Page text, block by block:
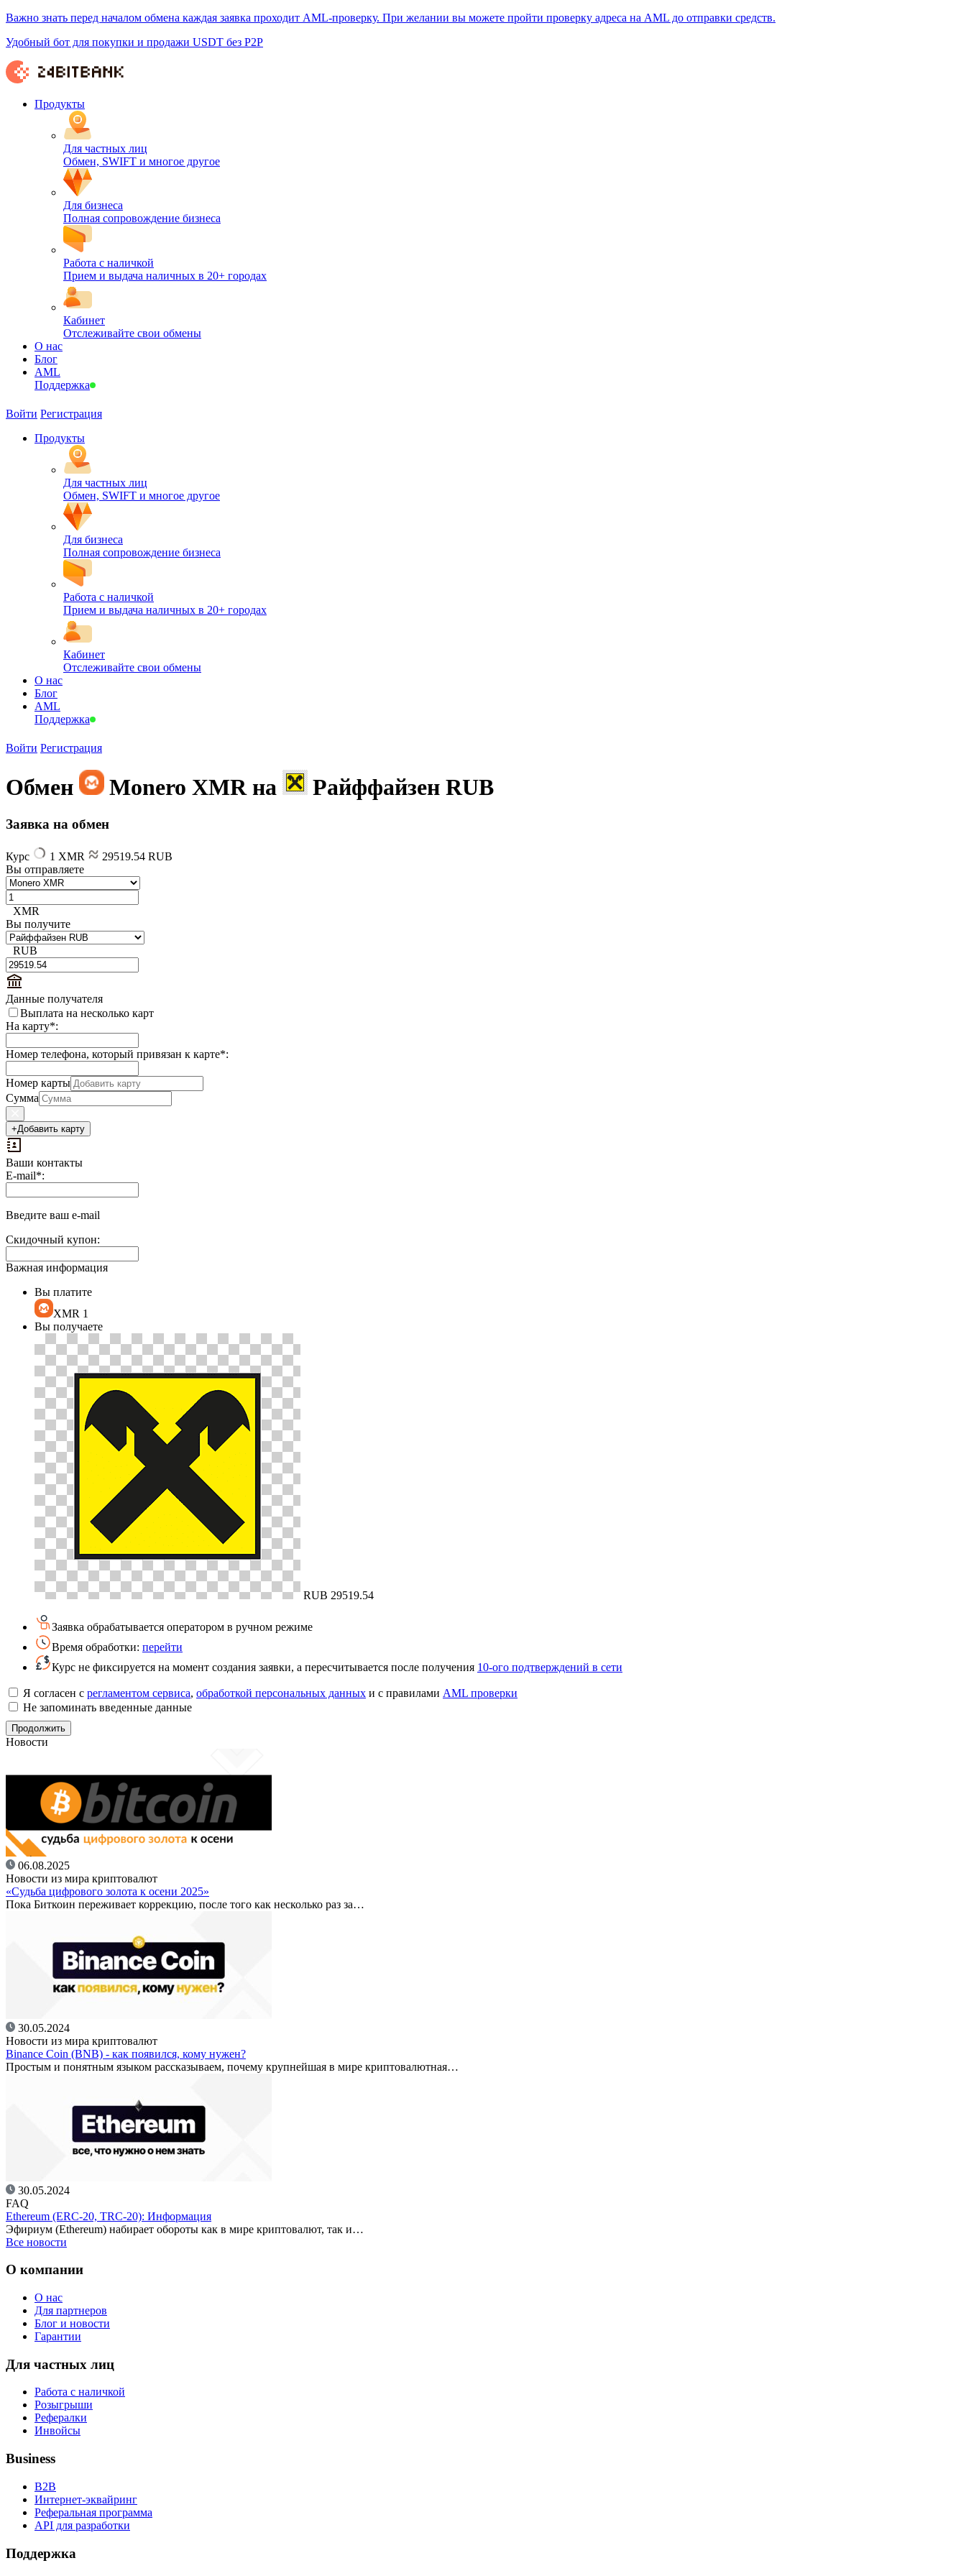
Важно знать перед началом обмена каждая заявка проходит AML-проверку. При желании вы можете пройти проверку адреса на AML до отправки средств.
Удобный бот для покупки и продажи USDT без P2P
Продукты
Для частных лиц
Обмен, SWIFT и многое другое
Для бизнеса
Полная сопровождение бизнеса
Работа с наличкой
Прием и выдача наличных в 20+ городах
Кабинет
Отслеживайте свои обмены
О нас
Блог
AML
Поддержка
Войти Регистрация
Продукты
Для частных лиц
Обмен, SWIFT и многое другое
Для бизнеса
Полная сопровождение бизнеса
Работа с наличкой
Прием и выдача наличных в 20+ городах
Кабинет
Отслеживайте свои обмены
О нас
Блог
AML
Поддержка
Войти Регистрация
Обмен Monero XMR на Райффайзен RUB
Заявка на обмен
Курс 1 XMR
29519.54 RUB
Вы отправляете
XMR
Вы получите
RUB
Данные получателя
Выплата на несколько карт
На карту*:
Номер телефона, который привязан к карте*:
Номер карты
Сумма
+Добавить карту
Ваши контакты
Выплаты
доп.
поле:
E-mail*:
Введите ваш e-mail
Скидочный купон:
Важная информация
Вы платите
XMR 1
Вы получаете
RUB 29519.54
Заявка обрабатывается оператором в ручном режиме
Время обработки: перейти
Курс не фиксируется на момент создания заявки, а пересчитывается после получения 10-ого подтверждений в сети
Я согласен с регламентом сервиса, обработкой персональных данных и с правилами AML проверки
Не запоминать введенные данные
Новости
06.08.2025
Новости из мира криптовалют
«Судьба цифрового золота к осени 2025»
Пока Биткоин переживает коррекцию, после того как несколько раз за…
30.05.2024
Новости из мира криптовалют
Binance Coin (BNB) - как появился, кому нужен?
Простым и понятным языком рассказываем, почему крупнейшая в мире криптовалютная…
30.05.2024
FAQ
Ethereum (ERC-20, TRC-20): Информация
Эфириум (Ethereum) набирает обороты как в мире криптовалют, так и…
Все новости
О компании
О нас
Для партнеров
Блог и новости
Гарантии
Для частных лиц
Работа с наличкой
Розыгрыши
Рефералки
Инвойсы
Business
B2B
Интернет-эквайринг
Реферальная программа
API для разработки
Поддержка